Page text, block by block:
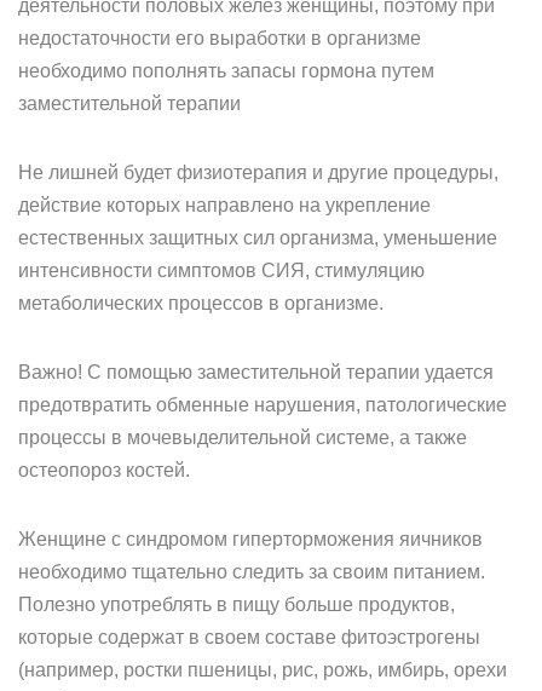
деятельности половых желез женщины, поэтому при
недостаточности его выработки в организме
необходимо пополнять запасы гормона путем
заместительной терапии
Не лишней будет физиотерапия и другие процедуры,
действие которых направлено на укрепление
естественных защитных сил организма, уменьшение
интенсивности симптомов СИЯ, стимуляцию
метаболических процессов в организме.
Важно! С помощью заместительной терапии удается
предотвратить обменные нарушения, патологические
процессы в мочевыделительной системе, а также
остеопороз костей.
Женщине с синдромом гиперторможения яичников
необходимо тщательно следить за своим питанием.
Полезно употреблять в пищу больше продуктов,
которые содержат в своем составе фитоэстрогены
(например, ростки пшеницы, рис, рожь, имбирь, орехи